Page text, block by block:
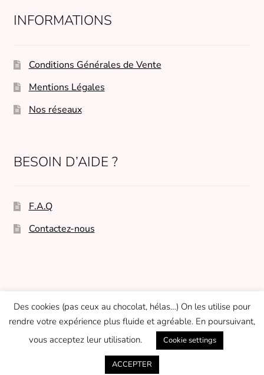
INFORMATIONS
Conditions Générales de Vente
Mentions Légales
Nos réseaux
BESOIN D’AIDE ?
F.A.Q
Contactez-nous
© Micasasté 2026
Built with WooCommerce.
Des cookies (pas ceux au chocolat, hélas…) On les utilise pour
rendre votre expérience plus fluide et agréable. En poursuivant,
vous acceptez leur utilisation.
Cookie settings
ACCEPTER